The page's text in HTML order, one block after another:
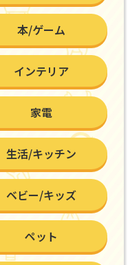
本/ゲーム
インテリア
家電
生活/キッチン
ベビー/キッズ
ペット